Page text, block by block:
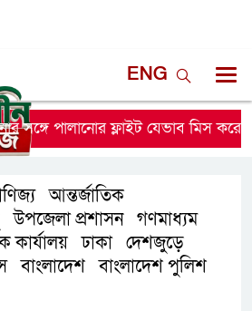
ENG
পালানোর ফ্লাইট যেভাব মিস
,আন্তর্জাতিক
,উপজেলা প্রশাসন গণমাধ্যম
কার্যালয় ,ঢাকা দেশজুড়ে
,বাংলাদেশ ,বাংলাদেশ পুলিশ